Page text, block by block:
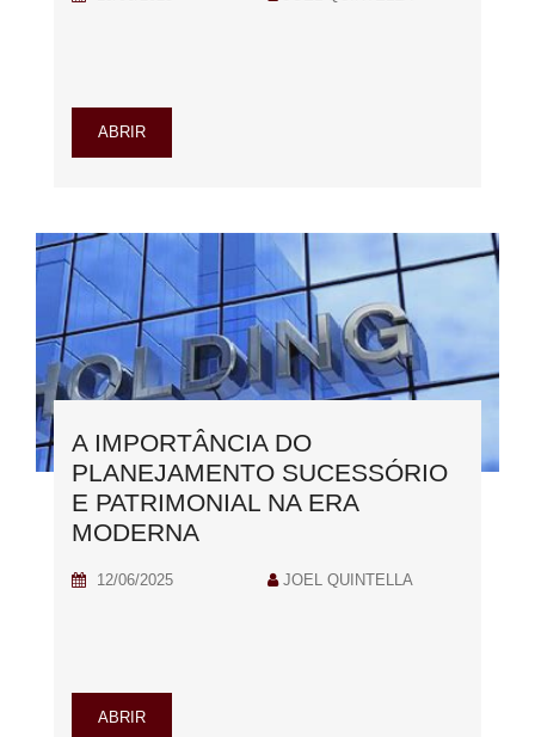
ABRIR
A IMPORTÂNCIA DO
PLANEJAMENTO SUCESSÓRIO
E PATRIMONIAL NA ERA
MODERNA
12/06/2025 JOEL QUINTELLA
ABRIR